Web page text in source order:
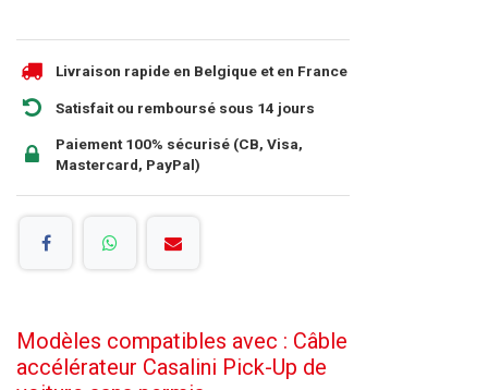
Livraison rapide en Belgique et en France
Satisfait ou remboursé sous 14 jours
Paiement 100% sécurisé (CB, Visa,
Mastercard, PayPal)
Modèles compatibles avec : Câble
accélérateur Casalini Pick-Up de